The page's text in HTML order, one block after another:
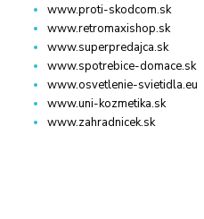
www.proti-skodcom.sk
www.retromaxishop.sk
www.superpredajca.sk
www.spotrebice-domace.sk
www.osvetlenie-svietidla.eu
www.uni-kozmetika.sk
www.zahradnicek.sk